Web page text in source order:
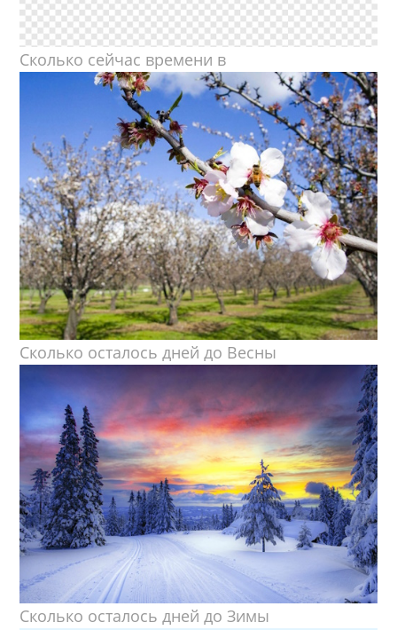
Сколько сейчас времени в
Сколько осталось дней до Весны
Сколько осталось дней до Зимы